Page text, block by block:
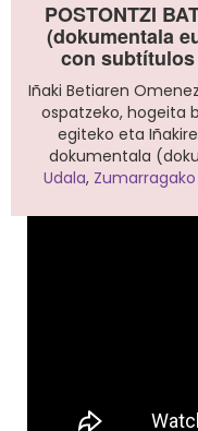
POSTONTZI
(dokumentala
con
Iñaki Betiaren
ospatzeko, hogeita
egiteko eta
dokumentala
Udala, Zumarragako